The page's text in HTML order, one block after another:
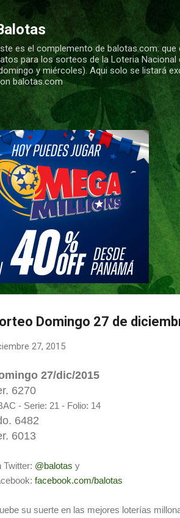
es el complemento de balotas.com:
para los sorteos de la Loteria
y miércoles). Aqui solo se listará
balotas.com
Domingo 27 de
27, 2015
27/dic/2015
6270
- Serie: 21 - Folio: 14
6482
6013
Twitter: @balotas y
facebook.com/balotas
su suerte en las mejores loterías